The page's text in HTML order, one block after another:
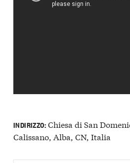
INDIRIZZO:Chiesa di San
Calissano, Alba, CN, Italia